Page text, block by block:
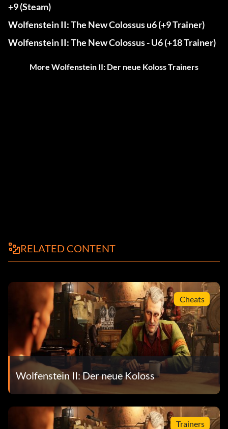
+9 (Steam)
Wolfenstein II: The New Colossus u6 (+9 Trainer)
Wolfenstein II: The New Colossus - U6 (+18 Trainer)
More Wolfenstein II: Der neue Koloss Trainers
RELATED CONTENT
Cheats
Wolfenstein II: Der neue Koloss
Trainers